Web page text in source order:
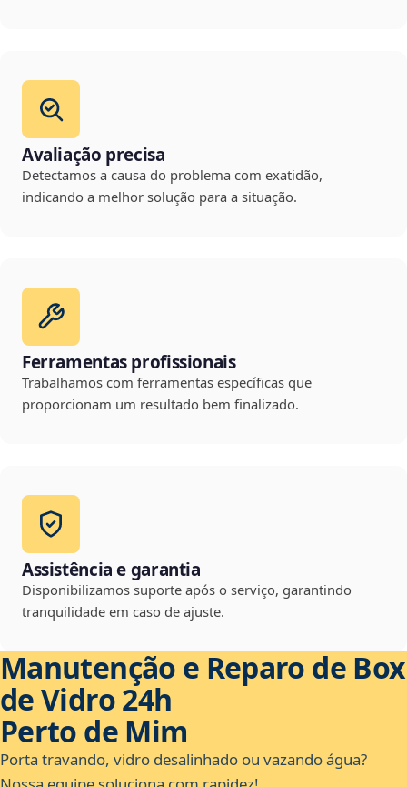
Avaliação precisa
Detectamos a causa do problema com exatidão,
indicando a melhor solução para a situação.
Ferramentas profissionais
Trabalhamos com ferramentas específicas que
proporcionam um resultado bem finalizado.
Assistência e garantia
Disponibilizamos suporte após o serviço, garantindo
tranquilidade em caso de ajuste.
Manutenção e Reparo de Box
de Vidro 24h
Perto de Mim
Porta travando, vidro desalinhado ou vazando água?